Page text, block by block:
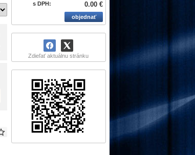
s DPH: 0.00 €
objednať
Zdieľať aktuálnu stránku